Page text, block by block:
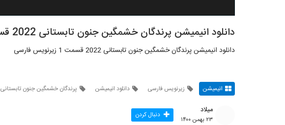
دانلود انیمیشن پرندگان خشمگین جنون تابستانی 2022 قسمت 1
دانلود انیمیشن پرندگان خشمگین جنون تابستانی 2022 قسمت 1 زیرنویس فارسی
انیمیشن زیرنویس فارسی دانلود انیمیشن پرندگان خشمگین جنون تابستانی
میلاد
۲۳ بهمن ۱۴۰۰ دنبال کردن